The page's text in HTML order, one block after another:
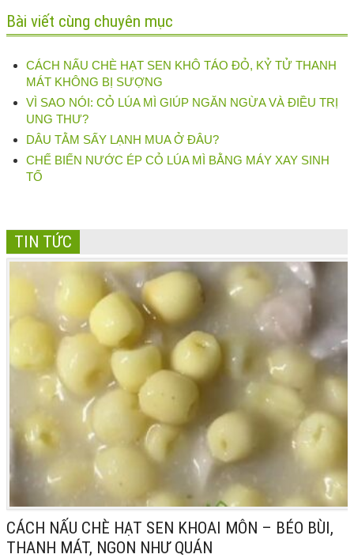
Bài viết cùng chuyên mục
CÁCH NẤU CHÈ HẠT SEN KHÔ TÁO ĐỎ, KỶ TỬ THANH
MÁT KHÔNG BỊ SƯỢNG
VÌ SAO NÓI: CỎ LÚA MÌ GIÚP NGĂN NGỪA VÀ ĐIỀU TRỊ
UNG THƯ?
DÂU TẰM SẤY LẠNH MUA Ở ĐÂU?
CHẾ BIẾN NƯỚC ÉP CỎ LÚA MÌ BẰNG MÁY XAY SINH
TỐ
TIN TỨC
CÁCH NẤU CHÈ HẠT SEN KHOAI MÔN – BÉO BÙI,
THANH MÁT, NGON NHƯ QUÁN